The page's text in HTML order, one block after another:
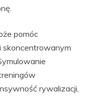
pomóc
skoncentrowanym
rywalizacji,